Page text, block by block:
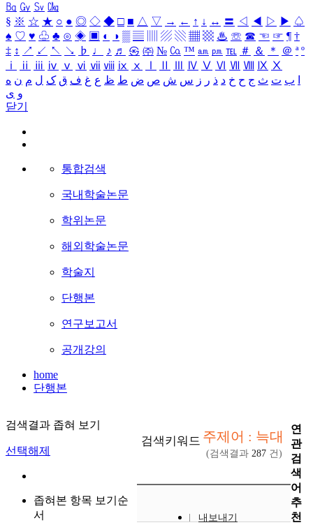
㏃ ㏉ ㏜ ㏆
§ ※ ☆ ★ ○ ● ◎ ◇ ◆ □ ■ △ ▽ → ← ↑ ↓ ↔ 〓 ◁ ◀ ▷ ▶ ♤
♠ ♡ ♥ ♧ ♣ ⊙ ◈ ▣ ◐ ◑ ▒ ▤ ▨ ▧ ▦ ▩ ♨ ☏ ☎ ☜ ☞ ¶ †
‡ ↕ ↗ ↙ ↖ ↘ ♭ ♩ ♪ ♬ ㉿ ㈜ № ㏇ ™ ㏂ ㏘ ℡ ＃ ＆ ＊ ＠ ª º
ⅰ
ⅱ ⅲ ⅳ ⅴ ⅵ ⅶ ⅷ ⅸ ⅹ Ⅳ Ⅴ Ⅵ Ⅶ Ⅷ Ⅸ Ⅹ
ب ت ث ج ح خ د ذ ر ز س ش ص ض ط ظ ع غ ف ق ک ل م ن ه
و ی
닫기
통합검색
국내학술논문
학위논문
해외학술논문
학술지
단행본
연구보고서
공개강의
home
단행본
검색결과 좁혀 보기
선택해제
좁혀본 항목 보기순
서
검색키워드 주제어 : 늑대
(검색결과 287 건)
내보내기
연
관
검
색
어
추
천